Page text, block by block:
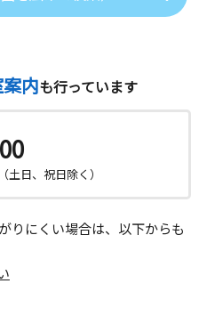
内も行っています
土日、祝日除く）
りにくい場合は、以下からも